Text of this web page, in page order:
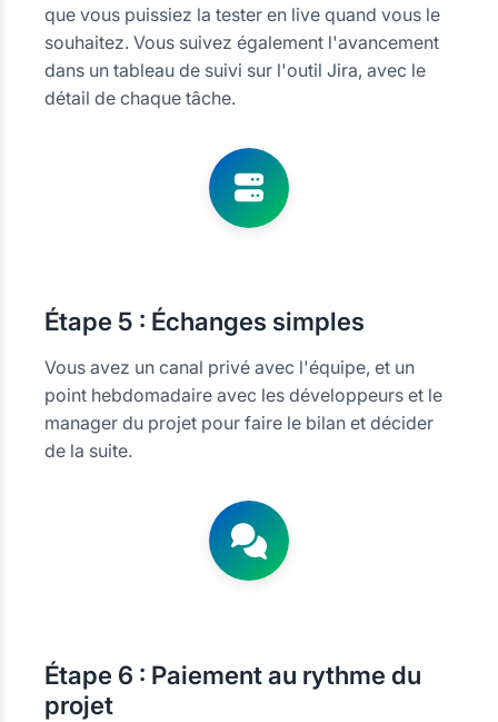
que vous puissiez la tester en live quand vous le
souhaitez. Vous suivez également l'avancement
dans un tableau de suivi sur l'outil Jira, avec le
détail de chaque tâche.
Étape 5 : Échanges simples
Vous avez un canal privé avec l'équipe, et un
point hebdomadaire avec les développeurs et le
manager du projet pour faire le bilan et décider
de la suite.
Étape 6 : Paiement au rythme du
projet